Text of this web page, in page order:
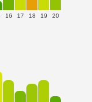
16 17 18 19 20